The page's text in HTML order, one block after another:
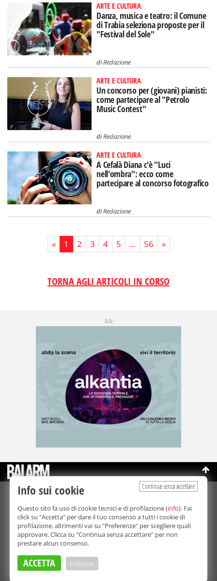
ARTE E CULTURA
Danza, musica e teatro: il Comune
di Trabia seleziona proposte per il
"Festival del Sole"
diRedazione
ARTE E CULTURA
Un concorso per (giovani) pianisti:
come partecipare al "Petrolo
Music Contest"
diRedazione
ARTE E CULTURA
A Cefalà Diana c'è "Luci
nell'ombra": ecco come
partecipare al concorso fotografico
diRedazione
« 1 2 3 4 5 … 56 »
TORNA AGLI ARTICOLI IN CORSO
Adv
©Copyright 2003-2026
Bmedia Srl- P.IVA 07064240828
La riproduzione totale o parziale di tutti i contenuti, in qualunque
forma, su qualsiasi supporto è proibita.
Balarm.it è una testata giornalistica registrata. Autorizzazione del
Tribunale di Palermo n° 32 del 21/10/2003
Direttore responsabile:
Continua senza accettare
Info sui cookie
Questo sito fa uso di cookie tecnici e di profilazione (info). Fai
click su "Accetta" per dare il tuo consenso a tutti i cookie di
profilazione, altrimenti vai su "Preferenze" per scegliere quali
approvare. Clicca su "Continua senza accettare" per non
prestare alcun consenso.
ACCETTA Preferenze